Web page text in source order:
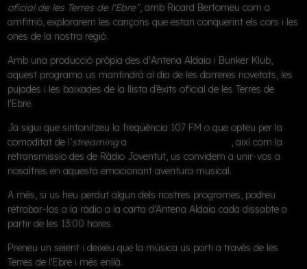
oficial de les Terres de l'Ebre”, amb Ricard Bertomeu com a
amfitrió, explorarem les cançons que estan conquerint els cors i les
ones de la nostra regió.
Amb una producció pròpia des d'Antena Aldaia i Bunker Klub,
aquest programa us mantindrà al dia de les darreres novetats, les
pujades i les baixades de la llista d’èxits oficial de les Terres de
l'Ebre.
Ja sigui que sintonitzeu la freqüència 107 FM o que opteu per la
comoditat de l’streaminga
, així com la
retransmissio des de Ràdio Joventut, us convidem a unir-vos a
nosaltres en aquesta emocionant aventura musical.
A més, si us heu perdut algun dels nostres programes, podreu
retrobar-los a la ràdio a la carta d’Antena Aldaia cada dissabte a
partir de les 13:00 hores.
Preneu un seient i deixeu que la música us porti a través de les
Terres de l'Ebre i més enllà.